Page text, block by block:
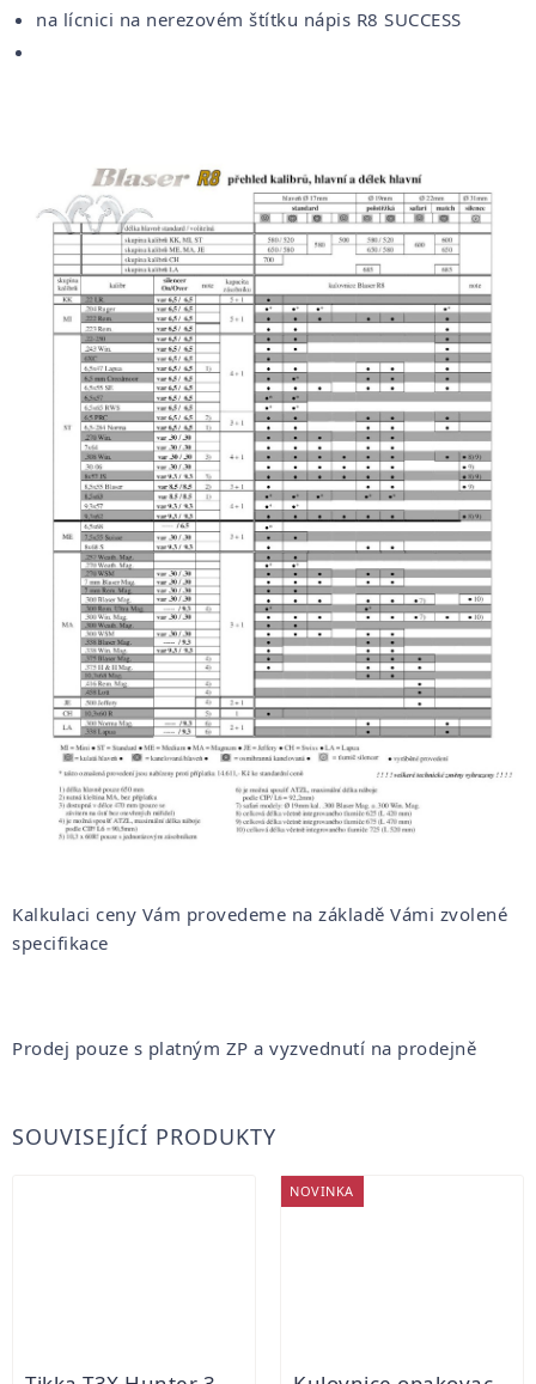
na lícnici na nerezovém štítku nápis R8 SUCCESS
Kalkulaci ceny Vám provedeme na základě Vámi zvolené
specifikace
Prodej pouze s platným ZP a vyzvednutí na prodejně
SOUVISEJÍCÍ PRODUKTY
NOVINKA